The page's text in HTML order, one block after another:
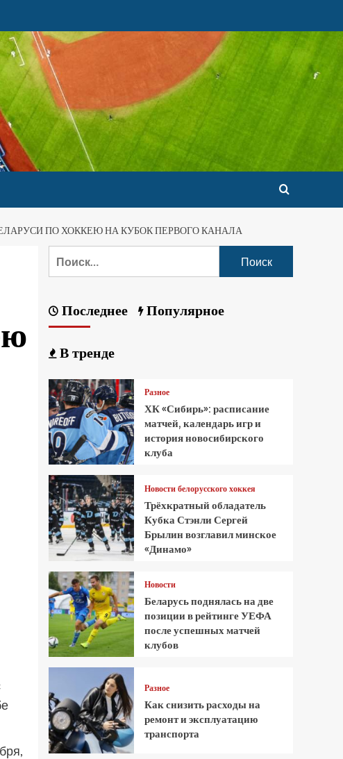
ПО ХОККЕЮ НА КУБОК ПЕРВОГО КАНАЛА
Последнее Популярное
В тренде
Разное
ХК «Сибирь»: расписание
матчей, календарь игр и
история новосибирского
клуба
Новости белорусского хоккея
Трёхкратный обладатель
Кубка Стэнли Сергей
Брылин возглавил минское
«Динамо»
Новости
Беларусь поднялась на две
позиции в рейтинге УЕФА
после успешных матчей
клубов
Разное
Как снизить расходы на
ремонт и эксплуатацию
транспорта